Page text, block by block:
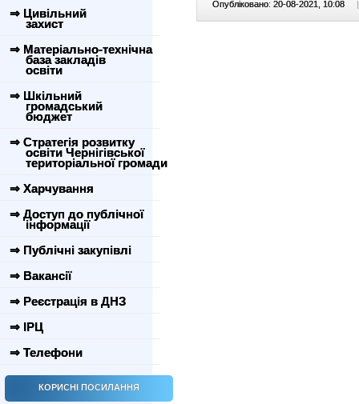
⇒ Цивільний
захист
⇒ Матеріально-технічна
база закладів
освіти
⇒ Шкільний
громадський
бюджет
⇒ Стратегія розвитку
освіти Чернігівської
територіальної громади
⇒ Харчування
⇒ Доступ до публічної
інформації
⇒ Публічні закупівлі
⇒ Вакансії
⇒ Реєстрація в ДНЗ
⇒ ІРЦ
⇒ Телефони
КОРИСНІ ПОСИЛАННЯ
Опубліковано: 20-08-2021, 10:08 |